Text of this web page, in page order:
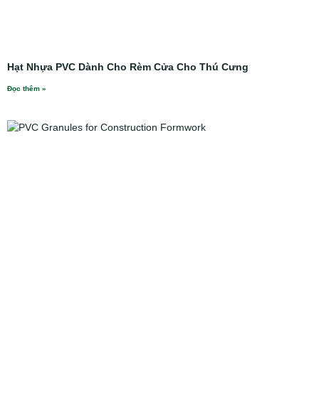
Hạt Nhựa PVC Dành Cho Rèm Cửa Cho Thú Cưng
Đọc thêm »